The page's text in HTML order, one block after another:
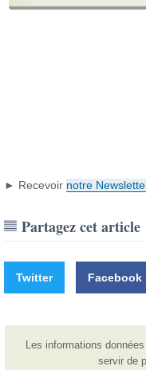
► Recevoir notre
Partagez cet article
Twitter Facebook
Les informations
servir de